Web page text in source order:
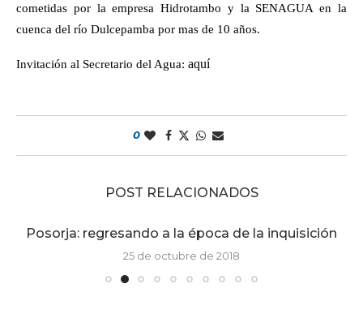
cometidas por la empresa Hidrotambo y la SENAGUA en la
cuenca del río Dulcepamba por mas de 10 años.
Invitación al Secretario del Agua: aquí
0
POST RELACIONADOS
Posorja: regresando a la época de la inquisición
25 de octubre de 2018